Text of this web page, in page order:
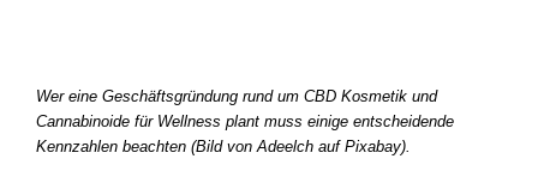
Wer eine Geschäftsgründung rund um CBD Kosmetik und
Cannabinoide für Wellness plant muss einige entscheidende
Kennzahlen beachten (Bild von Adeelch auf Pixabay).